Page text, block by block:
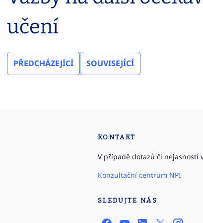
učení
PŘEDCHÁZEJÍCÍ SOUVISEJÍCÍ
KONTAKT
V případě dotazů či nejasností
Konzultační centrum NPI
SLEDUJTE NÁS